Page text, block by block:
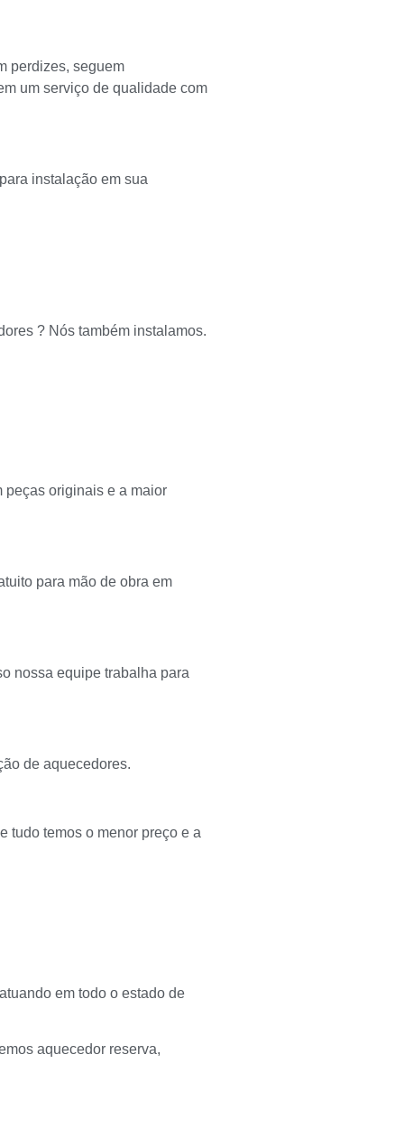
perdizes, seguem
um serviço de qualidade com
instalação em sua
? Nós também instalamos.
peças originais e a maior
para mão de obra em
nossa equipe trabalha para
de aquecedores.
tudo temos o menor preço e a
em todo o estado de
aquecedor reserva,